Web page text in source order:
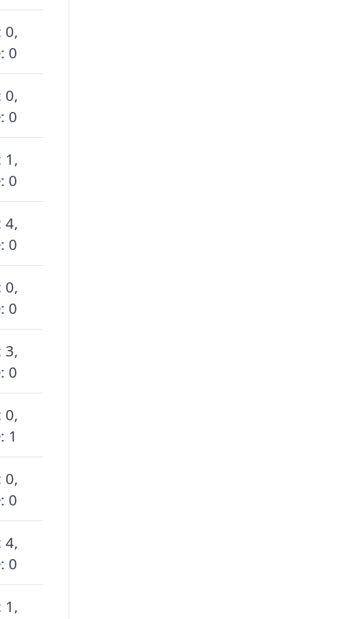
0,
0
0,
0
1,
0
4,
0
0,
0
3,
0
0,
1
0,
0
4,
0
1,